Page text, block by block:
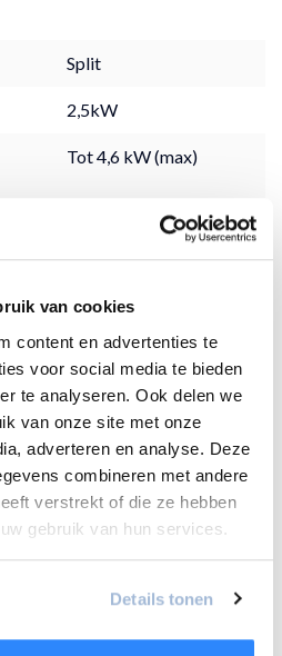
van cookies
content en advertenties te
voor social media te bieden
te analyseren. Ook delen we
van onze site met onze
adverteren en analyse. Deze
combineren met andere
verstrekt of die ze hebben
gebruik van hun services.
Details tonen
Split
2,5kW
Tot 4,6 kW (max)
19dB
53 dB
R32
Allergiefilter, comfort
humidity control, window
open detecting, timer